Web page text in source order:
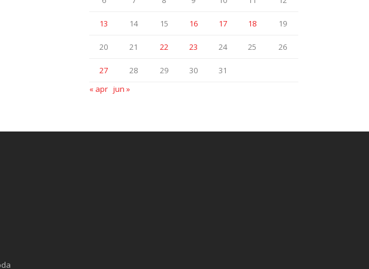
13 14 15 16 17 18 19
20 21 22 23 24 25 26
27 28 29 30
31
« apr jun »